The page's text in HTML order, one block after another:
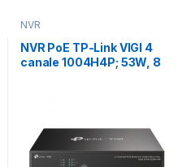
NVR
NVR PoE TP-Link VIGI 4
canale 1004H4P; 53W, 8